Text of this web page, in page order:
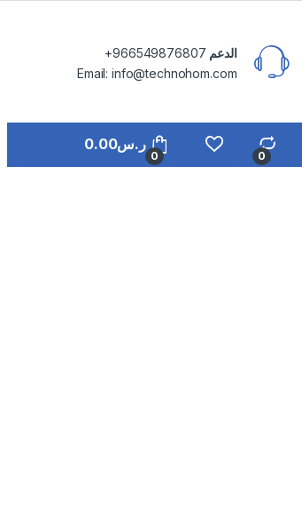
الدعم
Email: info@technohom.com
0
0
ر.س0.00